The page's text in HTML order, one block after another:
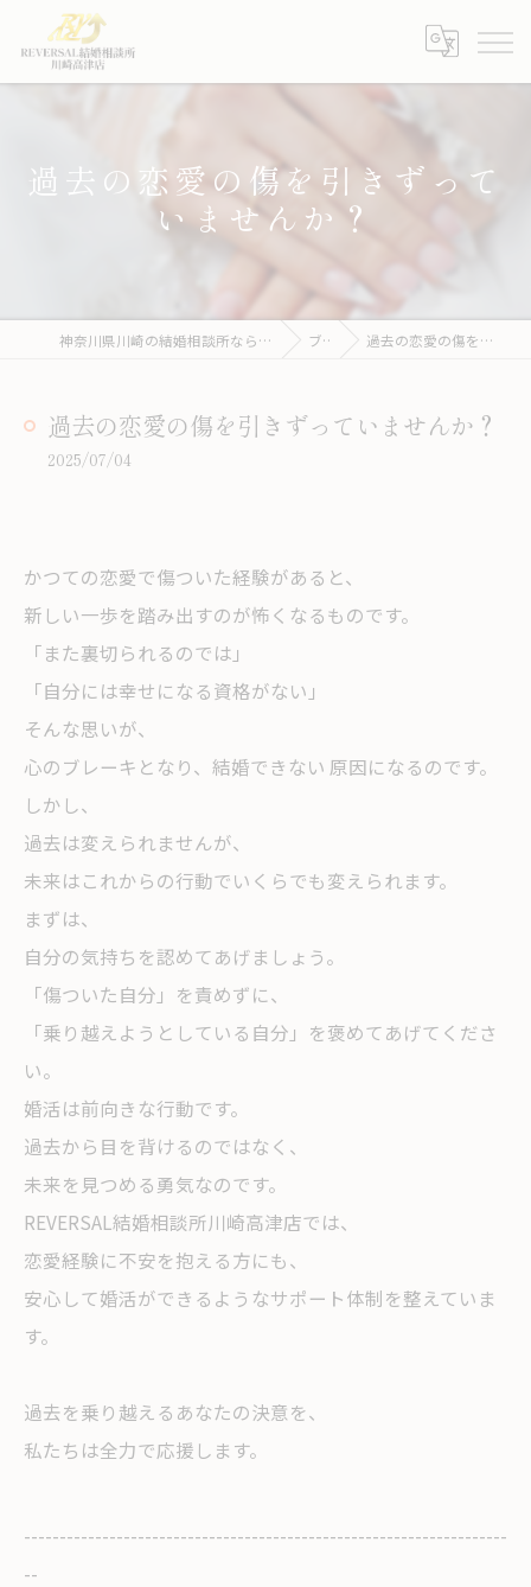
過去の恋愛の傷を引きずって
いませんか？
神奈川県川崎の結婚相談所ならREVERSAL結婚相談所川崎高津店 ブログ 過去の恋愛の傷を引きずっていませんか？
過去の恋愛の傷を引きずっていませんか？
2025/07/04
かつての恋愛で傷ついた経験があると、
新しい一歩を踏み出すのが怖くなるものです。
「また裏切られるのでは」
「自分には幸せになる資格がない」
そんな思いが、
心のブレーキとなり、結婚できない 原因になるのです。
しかし、
過去は変えられませんが、
未来はこれからの行動でいくらでも変えられます。
まずは、
自分の気持ちを認めてあげましょう。
「傷ついた自分」を責めずに、
「乗り越えようとしている自分」を褒めてあげてくださ
い。
婚活は前向きな行動です。
過去から目を背けるのではなく、
未来を見つめる勇気なのです。
REVERSAL結婚相談所川崎高津店では、
恋愛経験に不安を抱える方にも、
安心して婚活ができるようなサポート体制を整えていま
す。
過去を乗り越えるあなたの決意を、
私たちは全力で応援します。
--------------------------------------------------------------------
--